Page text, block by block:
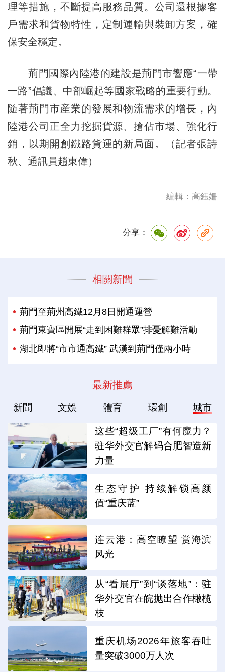
理等措施，不斷提高服務品質。公司還根據客
戶需求和貨物特性，定制運輸與裝卸方案，確
保安全穩定。
荊門國際內陸港的建設是荊門市響應“一帶
一路”倡議、中部崛起等國家戰略的重要行動。
隨著荊門市産業的發展和物流需求的增長，內
陸港公司正全力挖掘貨源、搶佔市場、強化行
銷，以期開創鐵路貨運的新局面。（記者張詩
秋、通訊員趙東偉）
編輯：高鈺姍
分享：
相關新聞
荊門至荊州高鐵12月8日開通運營
荊門東寶區開展“走到困難群眾”排憂解難活動
湖北即將“市市通高鐵” 武漢到荊門僅兩小時
最新推薦
新聞 文娛 體育 環創 城市
这些“超级工厂”有何魔力？
驻华外交官解码合肥智造新
力量
生态守护 持续解锁高颜
值“重庆蓝”
连云港：高空瞭望 赏海滨
风光
从“看展厅”到“谈落地”：驻
华外交官在皖抛出合作橄榄
枝
重庆机场2026年旅客吞吐
量突破3000万人次